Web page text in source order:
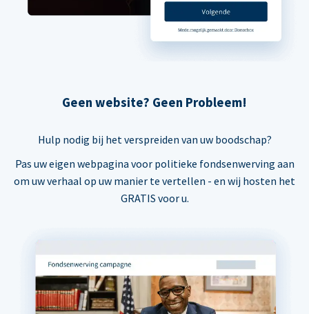
Geen website? Geen Probleem!
Hulp nodig bij het verspreiden van uw boodschap?
Pas uw eigen webpagina voor politieke fondsenwerving aan
om uw verhaal op uw manier te vertellen - en wij hosten het
GRATIS voor u.